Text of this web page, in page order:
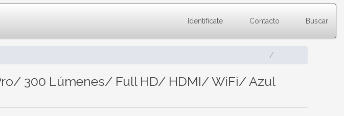
Identifícate Contacto Buscar
300 Lúmenes/ Full HD/ HDMI/ WiFi/ Azul